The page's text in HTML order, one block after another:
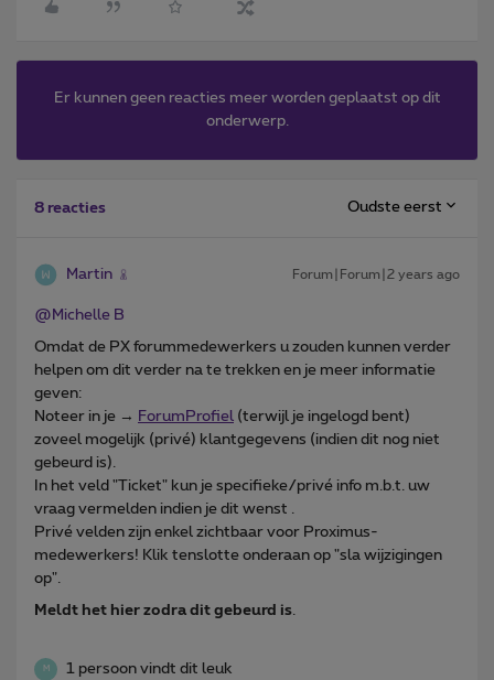
Er kunnen geen reacties meer worden geplaatst op dit
onderwerp.
8 reacties Oudste eerst
Martin Forum|Forum|2 years ago
@Michelle B
Omdat de PX forummedewerkers u zouden kunnen verder
helpen om dit verder na te trekken en je meer informatie
geven:
Noteer in je → ForumProfiel (terwijl je ingelogd bent)
zoveel mogelijk (privé) klantgegevens (indien dit nog niet
gebeurd is).
In het veld "Ticket" kun je specifieke/privé info m.b.t. uw
vraag vermelden indien je dit wenst .
Privé velden zijn enkel zichtbaar voor Proximus-
medewerkers! Klik tenslotte onderaan op "sla wijzigingen
op".
Meldt het hier zodra dit gebeurd is
M 1 persoon vindt dit leuk